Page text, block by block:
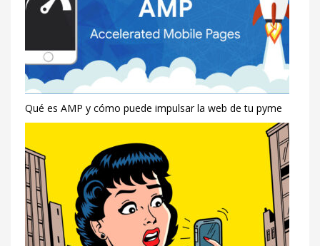
Qué es AMP y cómo puede impulsar la web de tu pyme